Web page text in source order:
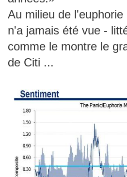
Au milieu de
n'a jamais été vue -
comme le montre le
de Citi ...